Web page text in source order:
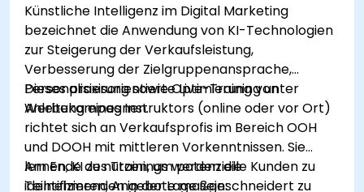
Künstliche Intelligenz im Digital Marketing
bezeichnet die Anwendung von KI-Technologien
zur Steigerung der Verkaufsleistung,
Verbesserung der Zielgruppenansprache,
Personalisierung sowie Optimierung von
Werbekampagnen.
Dieses praxisorientierte Live-Training unter
Anleitung eines Instruktors (online oder vor Ort)
richtet sich an Verkaufsprofis im Bereich OOH
und DOOH mit mittleren Vorkenntnissen. Sie
lernen, KI zu nutzen, um potenzielle Kunden zu
identifizieren, Angebote maßgeschneidert zu
Am Ende des Trainings werden die
Teilnehmenden in der Lage sein: